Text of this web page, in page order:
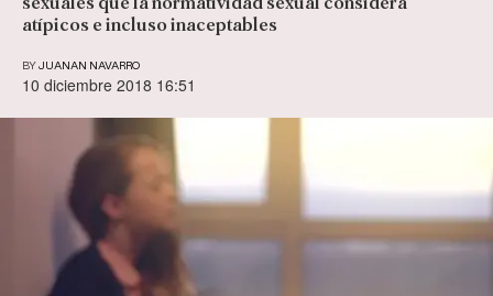
atípicos e incluso inaceptables
BY JUANAN NAVARRO
10 diciembre 2018 16:51